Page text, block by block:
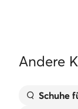
Andere
Schuhe